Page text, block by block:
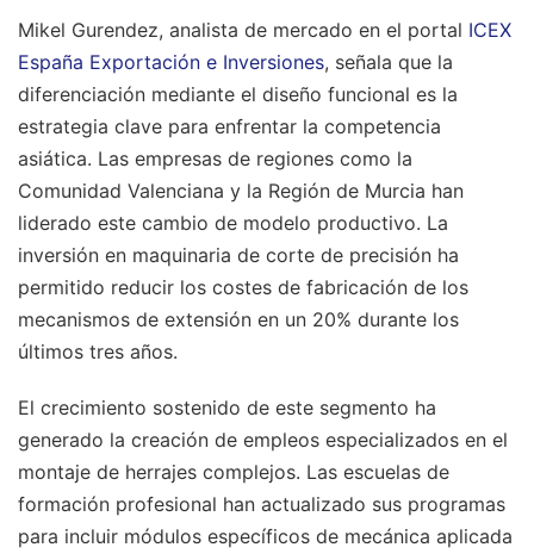
Mikel Gurendez, analista de mercado en el portal ICEX
España Exportación e Inversiones, señala que la
diferenciación mediante el diseño funcional es la
estrategia clave para enfrentar la competencia
asiática. Las empresas de regiones como la
Comunidad Valenciana y la Región de Murcia han
liderado este cambio de modelo productivo. La
inversión en maquinaria de corte de precisión ha
permitido reducir los costes de fabricación de los
mecanismos de extensión en un 20% durante los
últimos tres años.
El crecimiento sostenido de este segmento ha
generado la creación de empleos especializados en el
montaje de herrajes complejos. Las escuelas de
formación profesional han actualizado sus programas
para incluir módulos específicos de mecánica aplicada